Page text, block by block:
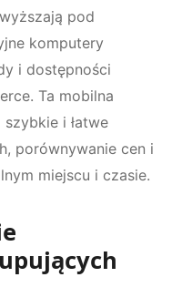
pod
komputery
i dostępności
Ta mobilna
i łatwe
porównywanie cen i
miejscu i czasie.